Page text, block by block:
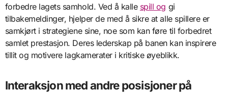
forbedre lagets samhold. Ved å kalle spill og gi
tilbakemeldinger, hjelper de med å sikre at alle spillere er
samkjørt i strategiene sine, noe som kan føre til forbedret
samlet prestasjon. Deres lederskap på banen kan inspirere
tillit og motivere lagkamerater i kritiske øyeblikk.
Interaksjon med andre posisjoner på